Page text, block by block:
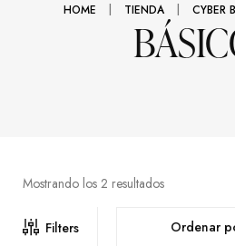
HOME | TIENDA | CYBER
Mostrando los 2 resultados
Filters Ordenar